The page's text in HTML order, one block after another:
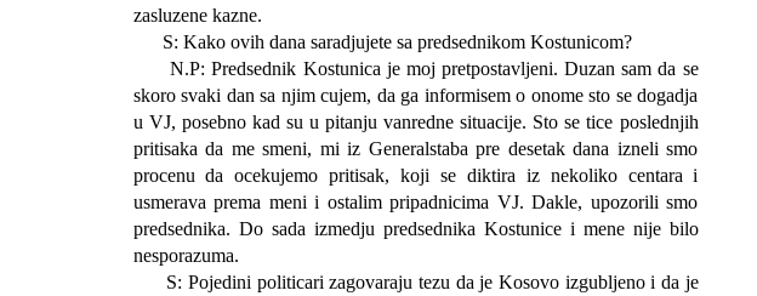
zasluzene kazne.
S: Kako ovih dana saradjujete sa predsednikom Kostunicom?
N.P: Predsednik Kostunica je moj pretpostavljeni. Duzan sam da se
skoro svaki dan sa njim cujem, da ga informisem o onome sto se dogadja
u VJ, posebno kad su u pitanju vanredne situacije. Sto se tice poslednjih
pritisaka da me smeni, mi iz Generalstaba pre desetak dana izneli smo
procenu da ocekujemo pritisak, koji se diktira iz nekoliko centara i
usmerava prema meni i ostalim pripadnicima VJ. Dakle, upozorili smo
predsednika. Do sada izmedju predsednika Kostunice i mene nije bilo
nesporazuma.
S: Pojedini politicari zagovaraju tezu da je Kosovo izgubljeno i da je